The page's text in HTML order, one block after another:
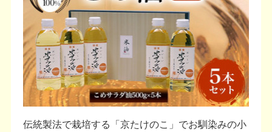
伝統製法で栽培する「京たけのこ」でお馴染みの小